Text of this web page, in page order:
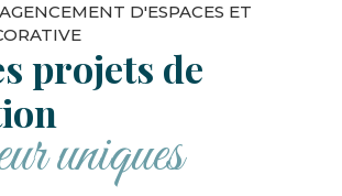
D'ESPACES ET
projets de
uniques